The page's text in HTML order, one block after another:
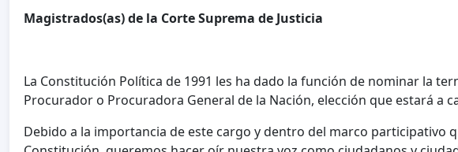
Magistrados(as) de la Corte Suprema de Justicia
La Constitución Política de 1991 les ha dado la función de nominar la
Procurador o Procuradora General de la Nación, elección que estará a
Debido a la importancia de este cargo y dentro del marco participativo